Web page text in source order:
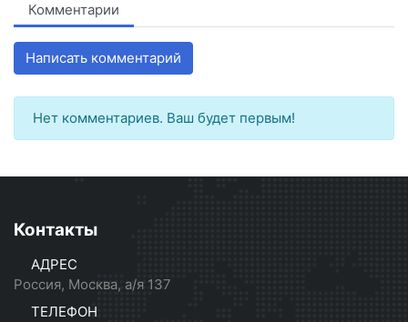
Комментарии
Написать комментарий
Нет комментариев. Ваш будет первым!
Контакты
АДРЕС
Россия, Москва, а/я 137
ТЕЛЕФОН